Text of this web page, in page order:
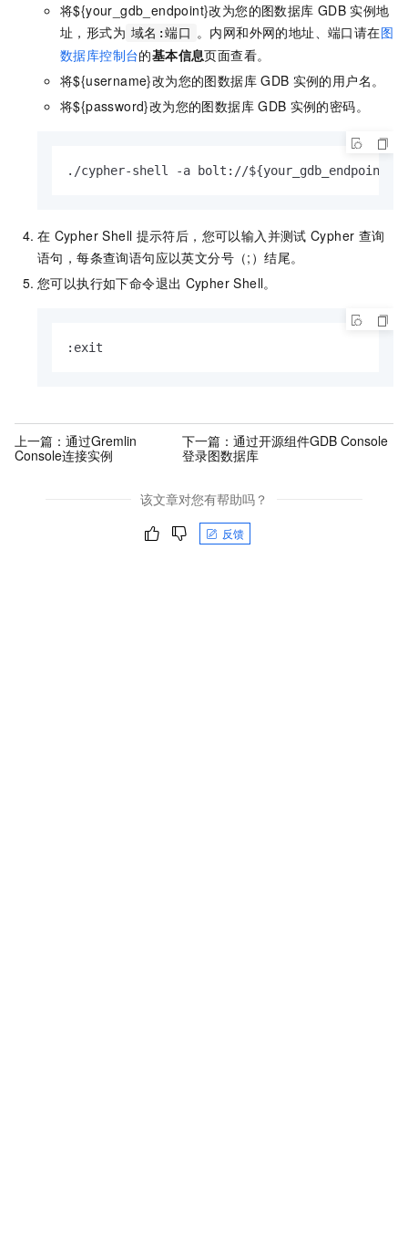
将${your_gdb_endpoint}改为您的图数据库 GDB 实例地
址，形式为 域名:端口 。内网和外网的地址、端口请在图
数据库控制台的基本信息页面查看。
将${username}改为您的图数据库 GDB 实例的用户名。
将${password}改为您的图数据库 GDB 实例的密码。
./cypher-shell -a bolt://${your_gdb_endpoint}
在 Cypher Shell 提示符后，您可以输入并测试 Cypher 查询
语句，每条查询语句应以英文分号（;）结尾。
您可以执行如下命令退出 Cypher Shell。
:exit
上一篇： 通过Gremlin
Console连接实例
下一篇：通过开源组件GDB Console
登录图数据库
该文章对您有帮助吗？
反馈